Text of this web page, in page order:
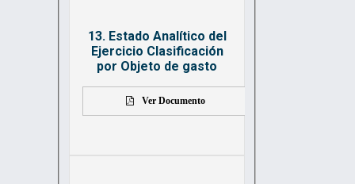
13. Estado Analítico del
Ejercicio Clasificación
por Objeto de gasto
Ver Documento